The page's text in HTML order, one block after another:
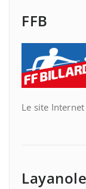
FFB
Le site